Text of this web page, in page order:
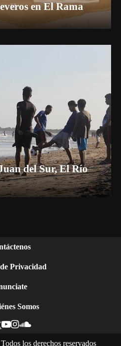
en El Rama
del Sur, El Río
Privacidad
Somos
los derechos reservados